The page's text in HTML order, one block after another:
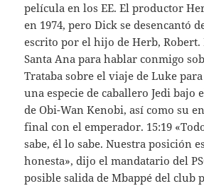
película en los EE. El productor
en 1974, pero Dick se desencantó
escrito por el hijo de Herb, Robert.
Santa Ana para hablar conmigo
Trataba sobre el viaje de Luke
una especie de caballero Jedi bajo
de Obi-Wan Kenobi, así como su
final con el emperador. 15:19
sabe, él lo sabe. Nuestra posición
honesta», dijo el mandatario del
posible salida de Mbappé del club